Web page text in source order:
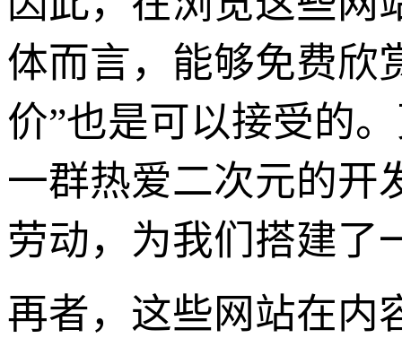
体而言，能够免费欣
价”也是可以接受的
一群热爱二次元的开
劳动，为我们搭建了
再者，这些网站在内